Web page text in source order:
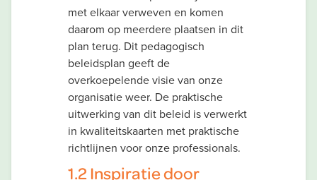
met elkaar verweven en komen
daarom op meerdere plaatsen in dit
plan terug. Dit pedagogisch
beleidsplan geeft de
overkoepelende visie van onze
organisatie weer. De praktische
uitwerking van dit beleid is verwerkt
in kwaliteitskaarten met praktische
richtlijnen voor onze professionals.
1.2 Inspiratie door